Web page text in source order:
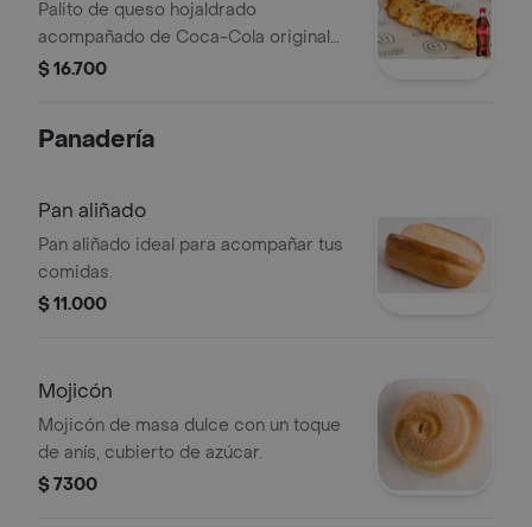
original 300m
Palito de queso hojaldrado
acompañado de Coca-Cola original
300 ml.
$ 16.700
Panadería
Pan aliñado
Pan aliñado ideal para acompañar tus
comidas.
$ 11.000
Mojicón
Mojicón de masa dulce con un toque
de anís, cubierto de azúcar.
$ 7300